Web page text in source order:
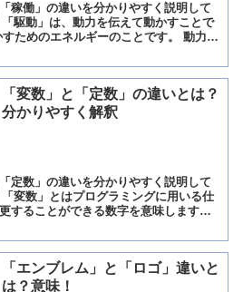
稼働」の違いを分かりやすく説明して
駆動」は、動力を伝えて動かすことで
ためのエネルギーのことです。 動力に
「変数」と「定数」の違いとは？
分かりやすく解釈
定数」の違いを分かりやすく説明して
変数」とはプログラミングに用いる仕
することができる数字を意味します。
「エンブレム」と「ロゴ」違いと
は？意味！